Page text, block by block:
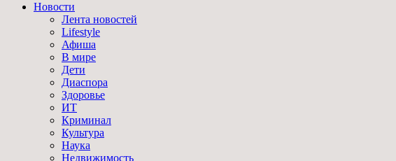
Новости
Лента новостей
Lifestyle
Афиша
В мире
Дети
Диаспора
Здоровье
ИТ
Криминал
Культура
Наука
Недвижимость